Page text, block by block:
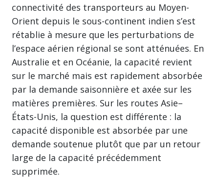
connectivité des transporteurs au Moyen-
Orient depuis le sous-continent indien s’est
rétablie à mesure que les perturbations de
l’espace aérien régional se sont atténuées. En
Australie et en Océanie, la capacité revient
sur le marché mais est rapidement absorbée
par la demande saisonnière et axée sur les
matières premières. Sur les routes Asie–
États-Unis, la question est différente : la
capacité disponible est absorbée par une
demande soutenue plutôt que par un retour
large de la capacité précédemment
supprimée.